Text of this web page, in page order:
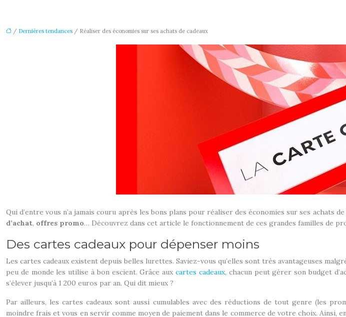
/ Dernières tendances / Réaliser des économies sur ses achats de cadeaux
Qui d’entre vous n’a jamais couru après les bons plans pour réaliser des économies sur ses achats
d’achat, offres promo… Découvrez dans cet article le fonctionnement de ces grandes familles de
Des cartes cadeaux pour dépenser moins
Les cartes cadeaux existent depuis belles lurettes. Saviez-vous qu’elles sont très avantageuses
peu de monde les utilise à bon escient. Grâce auxcartes cadeaux, chacun peut gérer son budget
s’élever jusqu’à 1 200 euros par an. Qui dit mieux ?
Par ailleurs, les cartes cadeaux sont aussi cumulables avec des réductions de tout genre (les
moindre frais et vous en servir comme moyen de paiement dans le commerce de votre choix. Ainsi,